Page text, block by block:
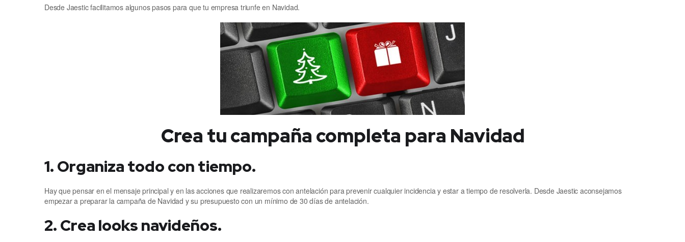
Desde Jaestic facilitamos algunos pasos para que tu empresa triunfe en Navidad.
Crea tu campaña completa para Navidad
1. Organiza todo con tiempo.
Hay que pensar en el mensaje principal y en las acciones que realizaremos con antelación para prevenir cualquier incidencia y estar a tiempo de resolverla. Desde Jaestic aconsejamos
empezar a preparar la campaña de Navidad y su presupuesto con un mínimo de 30 días de antelación.
2. Crea looks navideños.